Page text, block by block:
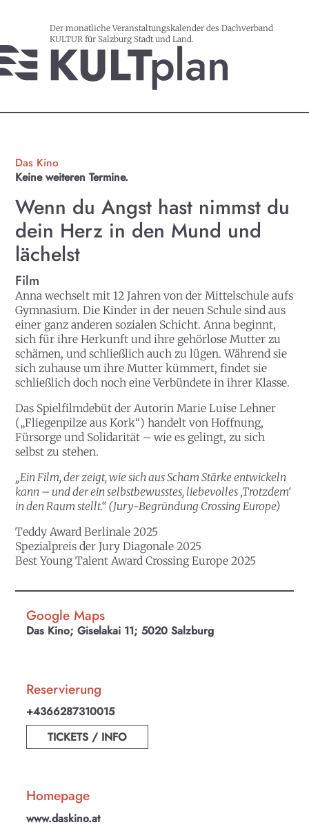
Der monatliche Veranstaltungskalender des Dachverband
KULTUR für Salzburg Stadt und Land.
Das Kino
Keine weiteren Termine.
Wenn du Angst hast nimmst du
dein Herz in den Mund und
lächelst
Film
Anna wechselt mit 12 Jahren von der Mittelschule aufs
Gymnasium. Die Kinder in der neuen Schule sind aus
einer ganz anderen sozialen Schicht. Anna beginnt,
sich für ihre Herkunft und ihre gehörlose Mutter zu
schämen, und schließlich auch zu lügen. Während sie
sich zuhause um ihre Mutter kümmert, findet sie
schließlich doch noch eine Verbündete in ihrer Klasse.
Das Spielfilmdebüt der Autorin Marie Luise Lehner
(„Fliegenpilze aus Kork“) handelt von Hoffnung,
Fürsorge und Solidarität – wie es gelingt, zu sich
selbst zu stehen.
„Ein Film, der zeigt, wie sich aus Scham Stärke entwickeln
kann – und der ein selbstbewusstes, liebevolles ‚Trotzdem‘
in den Raum stellt.“ (Jury-Begründung Crossing Europe)
Teddy Award Berlinale 2025
Spezialpreis der Jury Diagonale 2025
Best Young Talent Award Crossing Europe 2025
Google Maps
Das Kino; Giselakai 11; 5020 Salzburg
Reservierung
+4366287310015
TICKETS / INFO
Homepage
www.daskino.at